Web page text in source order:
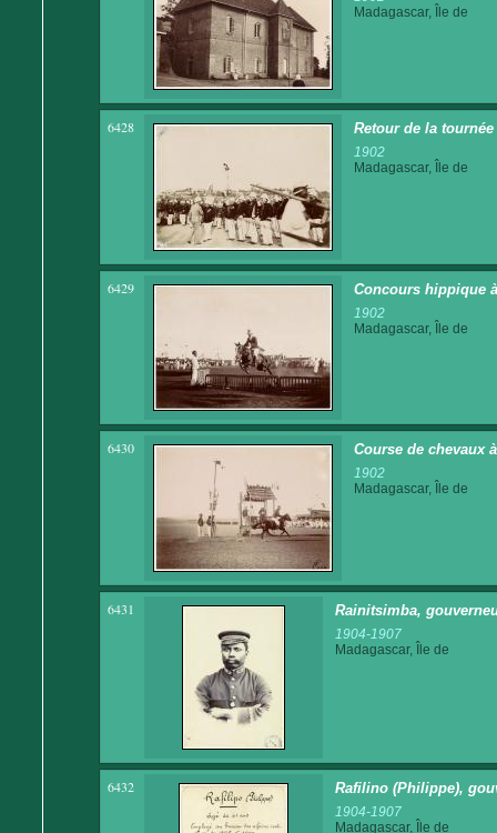
Madagascar, Île de
6428 Retour de la
1902
Madagascar, Île de
6429 Concours hippique
1902
Madagascar, Île de
6430 Course de chevaux
1902
Madagascar, Île de
6431 Rainitsimba,
1904-1907
Madagascar, Île de
6432 Rafilino (Philippe),
1904-1907
Madagascar, Île de